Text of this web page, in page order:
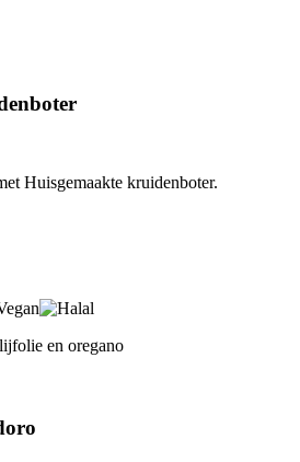
Huisgemaakte kruidenboter.
en oregano